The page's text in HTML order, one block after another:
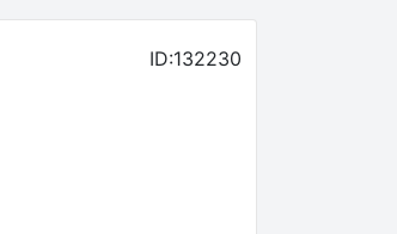
ID:132230